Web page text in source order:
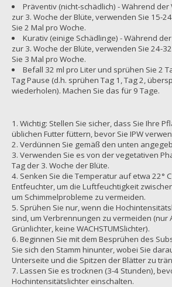
Präventiv (nicht-schädlich) - Während
zur 3. Woche der Blüte, verwenden Sie 15-
Sie 2 Mal pro Woche.
Kurativ (einige Schädlinge) - Während
zur 3. Woche der Blüte, verwenden Sie 24-
Sie 3 Mal pro Woche.
Befall 32 ml pro Liter und sprühen Sie 2
Tag Pause (d.h. sprühen Tag 1, Tag 2,
wiederholen). Machen Sie das für 9 Tage.
Wichtig: Stellen Sie sicher, dass Sie Ihre
üblichen Futter füttern, bevor Sie IPW
Verdünnen Sie gemäß den unten
Verwenden Sie es von der vegetativen
Tag der 3. Woche der Blüte.
Senken Sie die Temperatur auf etwa 22°
Entfeuchter, um die Luftfeuchtigkeit
um Schimmelprobleme zu vermeiden.
Sprühen Sie nur, wenn die
sind, um Verbrennungen zu vermeiden (nur
Grünlichter, keine WACHSTUMSlichter).
Beginnen Sie mit dem Besprühen des
Sie sich den Stamm hinunter, wobei Sie
Unterseite und die Spitzen der Blätter zu
Lassen Sie es trocknen (3-4 Stunden),
Hochintensitätslichter einschalten.